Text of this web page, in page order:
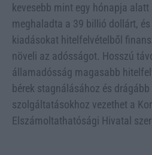
kevesebb mint egy hónapja
meghaladta a 39 billió dollárt,
kiadásokat hitelfelvételből
növeli az adósságot. Hosszú
államadósság magasabb
bérek stagnálásához és drágább
szolgáltatásokhoz vezethet a
Elszámoltathatósági Hivatal